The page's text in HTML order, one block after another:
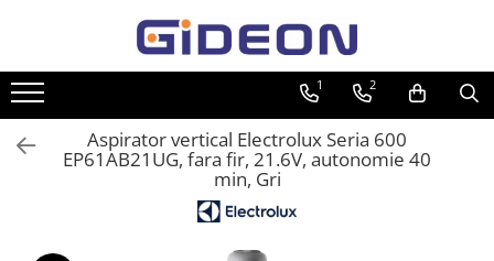
Toate Produsele
Electrocasnice
Electrocasnice mici
Aspiratoare
1 2
Aspirator vertical Electrolux Seria 600
EP61AB21UG, fara fir, 21.6V, autonomie 40
min, Gri